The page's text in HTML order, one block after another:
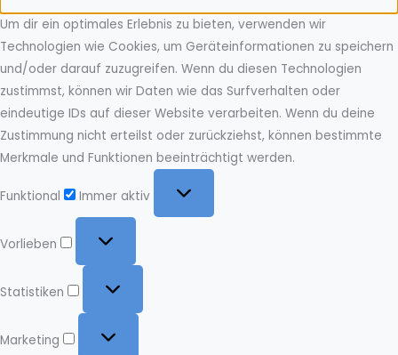
Um dir ein optimales Erlebnis zu bieten, verwenden wir
Technologien wie Cookies, um Geräteinformationen zu speichern
und/oder darauf zuzugreifen. Wenn du diesen Technologien
zustimmst, können wir Daten wie das Surfverhalten oder
eindeutige IDs auf dieser Website verarbeiten. Wenn du deine
Zustimmung nicht erteilst oder zurückziehst, können bestimmte
Merkmale und Funktionen beeinträchtigt werden.
Funktional
Immer aktiv
Vorlieben
Statistiken
Marketing